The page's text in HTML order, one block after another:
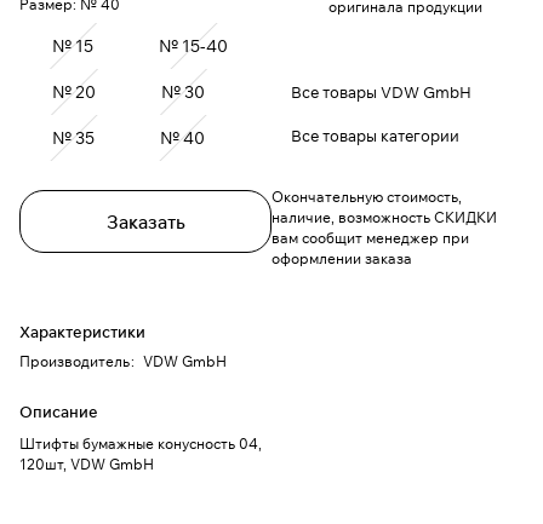
Размер: № 40
№ 15 № 15-40
№ 20 № 30
№ 35 № 40
Заказать
Характеристики
Производитель: VDW GmbH
Описание
Штифты бумажные конусность 04,
120шт, VDW GmbH
оригинала продукции
Все товары VDW GmbH
Все товары категории
Окончательную стоимость,
наличие, возможность СКИДКИ
вам сообщит менеджер при
оформлении заказа